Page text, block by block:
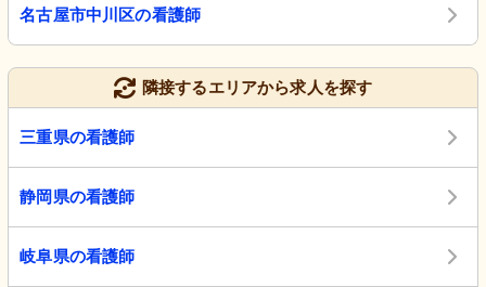
名古屋市中川区の看護師
隣接するエリアから求人を探す
三重県の看護師
静岡県の看護師
岐阜県の看護師